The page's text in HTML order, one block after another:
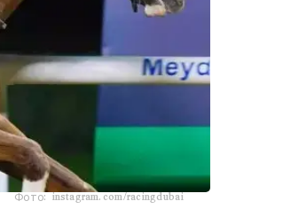
Фото: instagram.com/racingdubai